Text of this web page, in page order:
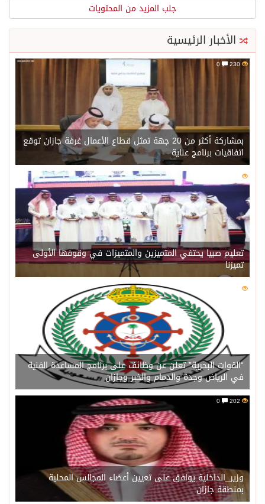
جلب المزيد من المحتويات
الأخبار الرئيسية
230
بمشاركة أكثر من 20 جهة تمثل قطاع الأعمال غرفة جازان توقع
اتفاقيات برنامج عناية
209
تعليم صبيا يحتفي المتميزين والمتميزات في وقوفها الأولى
تميزنا
203
“القوات البحرية” تعلن عن وظائف على برنامج المساعدة الفنية
في الرياض وجدة والدمام والخبر وجازان
202
وزير_الداخلية يوافق على تعيين أعضاء المجالس المحلية
بمنطقة جازان